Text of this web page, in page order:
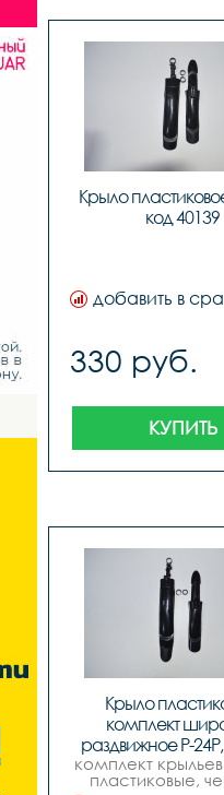
Крыло
код 40139
добавить в
330 руб.
КУПИТЬ
Крыло
комплект
раздвижное P-
комплект
пластиковые,